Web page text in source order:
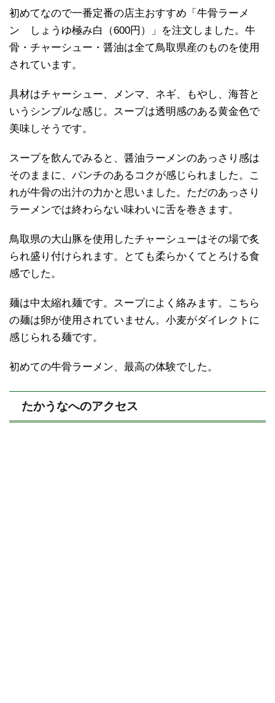
初めてなので一番定番の店主おすすめ「牛骨ラーメ
ン しょうゆ極み白（600円）」を注文しました。牛
骨・チャーシュー・醤油は全て鳥取県産のものを使用
されています。
具材はチャーシュー、メンマ、ネギ、もやし、海苔と
いうシンプルな感じ。スープは透明感のある黄金色で
美味しそうです。
スープを飲んでみると、醤油ラーメンのあっさり感は
そのままに、パンチのあるコクが感じられました。こ
れが牛骨の出汁の力かと思いました。ただのあっさり
ラーメンでは終わらない味わいに舌を巻きます。
鳥取県の大山豚を使用したチャーシューはその場で炙
られ盛り付けられます。とても柔らかくてとろける食
感でした。
麺は中太縮れ麺です。スープによく絡みます。こちら
の麺は卵が使用されていません。小麦がダイレクトに
感じられる麺です。
初めての牛骨ラーメン、最高の体験でした。
たかうなへのアクセス